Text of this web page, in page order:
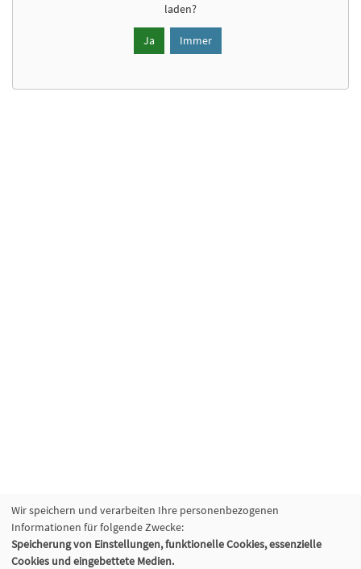
laden?
Ja Immer
Wir speichern und verarbeiten Ihre personenbezogenen
Informationen für folgende Zwecke:
Speicherung von Einstellungen, funktionelle Cookies, essenzielle
Cookies und eingebettete Medien.